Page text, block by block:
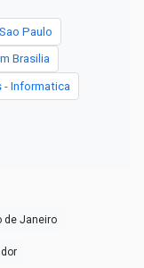
Paulo
Brasilia
- Informatica
de Janeiro